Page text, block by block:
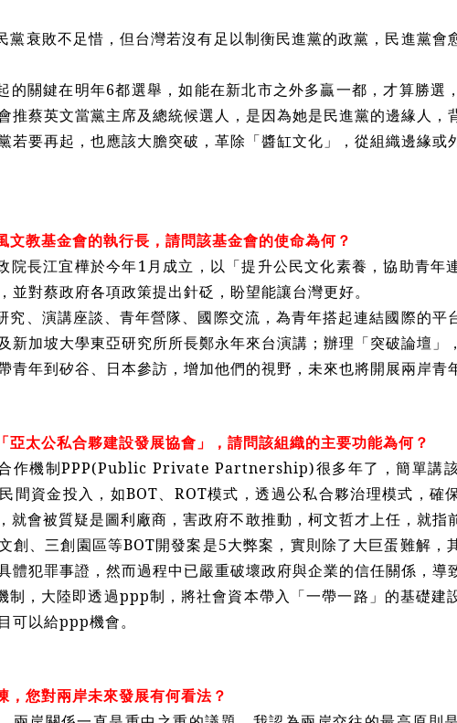
黨衰敗不足惜，但台灣若沒有足以制衡民進黨的政黨，民進黨會
的關鍵在明年6都選舉，如能在新北市之外多贏一都，才算勝選
推蔡英文當黨主席及總統候選人，是因為她是民進黨的邊緣人，
若要再起，也應該大膽突破，革除「醬缸文化」，從組織邊緣或
文教基金會的執行長，請問該基金會的使命為何？
院長江宜樺於今年1月成立，以「提升公民文化素養，協助青年
並對蔡政府各項政策提出針砭，盼望能讓台灣更好。
究、演講座談、青年營隊、國際交流，為青年搭起連結國際的平
新加坡大學東亞研究所所長鄭永年來台演講；辦理「突破論壇」
青年到矽谷、日本參訪，增加他們的視野，未來也將開展兩岸青
亞太公私合夥建設發展協會」，請問該組織的主要功能為何？
作機制PPP(Public Private Partnership)很多年了，簡單講
間資金投入，如BOT、ROT模式，透過公私合夥治理模式，確
就會被質疑是圖利廠商，害政府不敢推動，柯文哲才上任，就指
創、三創園區等BOT開發案是5大弊案，實則除了大巨蛋難解，
體犯罪事證，然而過程中已嚴重破壞政府與企業的信任關係，導
制，大陸即透過ppp制，將社會資本帶入「一帶一路」的基礎建
可以給ppp機會。
，您對兩岸未來發展有何看法？